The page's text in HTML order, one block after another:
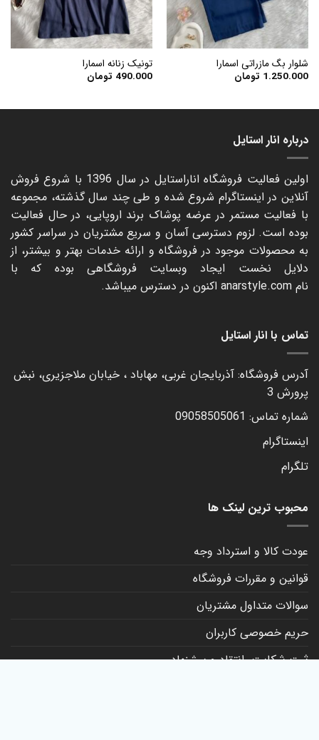
شلوار بگ مازراتی اسمارا
1.250.000 تومان
تونیک زنانه اسمارا
490.000 تومان
درباره انار استایل
اولین فعالیت فروشگاه اناراستایل در سال 1396 با شروع فروش
آنلاین در اینستاگرام شروع شده و طی چند سال گذشته، مجموعه
با فعالیت مستمر در عرضه پوشاک برند اروپایی، در حال فعالیت
بوده است. لزوم دسترسی آسان و سریع مشتریان در سراسر کشور
به محصولات موجود در فروشگاه و ارائه خدمات بهتر و بیشتر، از
دلایل نخست ایجاد وبسایت فروشگاهی بوده که با
نام anarstyle.com اکنون در دسترس میباشد.
تماس با انار استایل
آدرس فروشگاه: آذربایجان غربی، مهاباد ، خیابان ملاجزیری، نبش
پرورش 3
شماره تماس: 09058505061
اینستاگرام
تلگرام
محبوب ترین لینک ها
عودت کالا و استرداد وجه
قوانین و مقررات فروشگاه
سوالات متداول مشتریان
حریم خصوصی کاربران
ثبت شکایت، انتقاد و پیشنهاد